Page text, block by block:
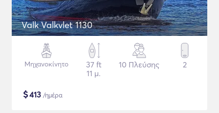
Valk Valkvlet 1130
Μηχανοκίνητο
37 ft
11 μ.
10 Πλεύσης 2
$413 /ημέρα